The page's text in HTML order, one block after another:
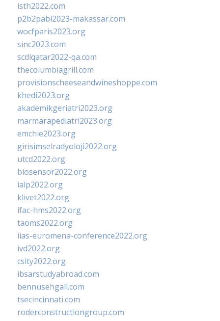
isth2022.com
p2b2pabi2023-makassar.com
wocfparis2023.org
sinc2023.com
scdlqatar2022-qa.com
thecolumbiagrill.com
provisionscheeseandwineshoppe.com
khedi2023.org
akademikgeriatri2023.org
marmarapediatri2023.org
emchie2023.org
girisimselradyoloji2022.org
utcd2022.org
biosensor2022.org
ialp2022.org
klivet2022.org
ifac-hms2022.org
taoms2022.org
iias-euromena-conference2022.org
ivd2022.org
csity2022.org
ibsarstudyabroad.com
bennusehgall.com
tsecincinnati.com
roderconstructiongroup.com